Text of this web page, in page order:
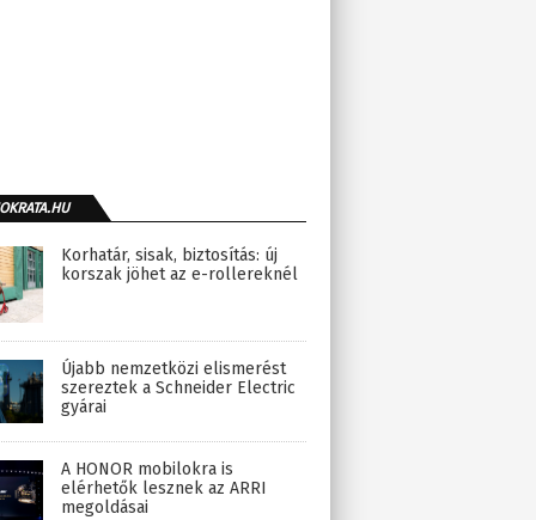
Korhatár, sisak, biztosítás: új
korszak jöhet az e-rollereknél
Újabb nemzetközi elismerést
szereztek a Schneider Electric
gyárai
A HONOR mobilokra is
elérhetők lesznek az ARRI
megoldásai